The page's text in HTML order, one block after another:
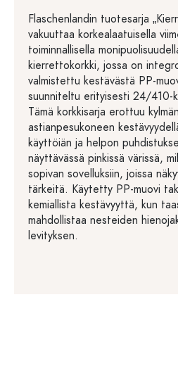
Flaschenlandin tuotesarja
vakuuttaa korkealaatuisella
toiminnallisella
kierrettokorkki, jossa on
valmistettu kestävästä PP-
suunniteltu erityisesti 24/410-
Tämä korkkisarja erottuu
astianpesukoneen
käyttöiän ja helpon
näyttävässä pinkissä värissä,
sopivan sovelluksiin, joissa
tärkeitä. Käytetty PP-muovi
kemiallista kestävyyttä, kun
mahdollistaa nesteiden
levityksen.